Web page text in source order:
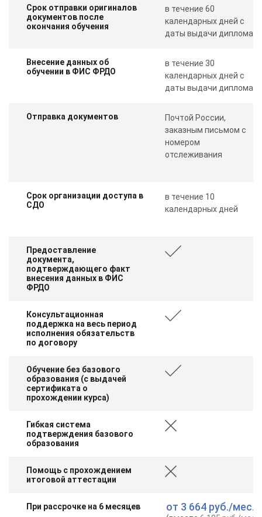
Срок отправки оригиналов
документов после
окончания обучения
в течение 60
календарных дней с
даты выдачи диплома
Внесение данных об
обучении в ФИС ФРДО
в течение 30
календарных дней с
даты выдачи диплома
Отправка документов
Почтой России,
заказным письмом с
номером
отслеживания
Срок организации доступа в
СДО
в течение 10
календарных дней
Предоставление
документа,
подтверждающего факт
внесения данных в ФИС
ФРДО
Консультационная
поддержка на весь период
исполнения обязательств
по договору
Обучение без базового
образования (с выдачей
сертификата о
прохождении курса)
Гибкая система
подтверждения базового
образования
Помощь с прохождением
итоговой аттестации
При рассрочке на 6 месяцев от 3 664 руб./мес.